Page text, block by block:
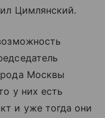
Цимлянский.
Москвы
у них есть
и уже тогда они